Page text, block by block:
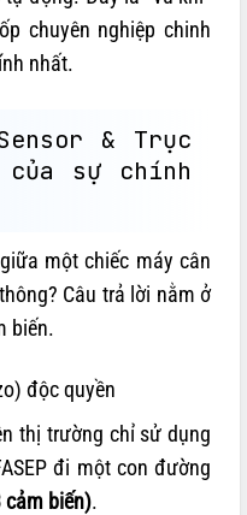
chuyên nghiệp chinh
nhất.
& Trục
sự chính
một chiếc máy cân
Câu trả lời nằm ở
biến.
độc quyền
thị trường chỉ sử dụng
đi một con đường
cảm biến).